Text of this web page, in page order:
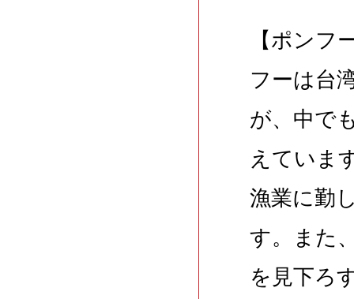
【ポンフ
フーは台
が、中で
えていま
漁業に勤
す。また
を見下ろ